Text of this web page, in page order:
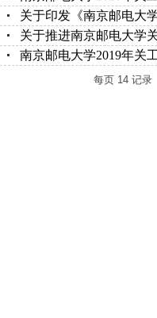
关于印发《南京邮电大
关于推进南京邮电大学
南京邮电大学2019年关
每页 14记录